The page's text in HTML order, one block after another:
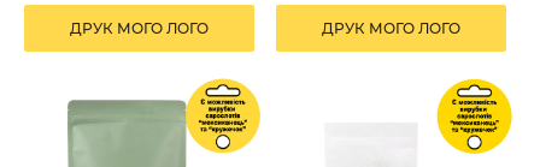
ДРУК МОГО ЛОГО ДРУК МОГО ЛОГО